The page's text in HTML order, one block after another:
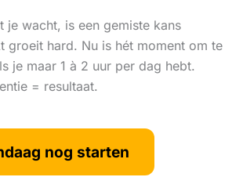
je wacht, is een gemiste kans
groeit hard. Nu is hét moment om te
je maar 1 à 2 uur per dag hebt.
= resultaat.
nog starten